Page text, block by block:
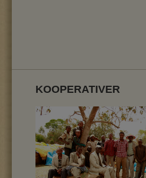
KOOPERATIVER